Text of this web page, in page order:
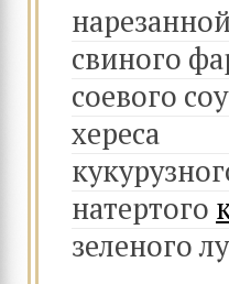
свиного
соевого
хереса
натертого
зеленого